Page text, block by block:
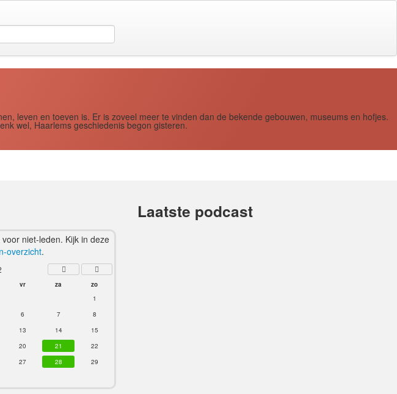
leven en toeven is. Er is zoveel meer te vinden dan de bekende gebouwen, museums en hofjes.
wel, Haarlems geschiedenis begon gisteren.
niet-leden. Kijk in deze
overzicht.
vr za
zo
1
6 7
8
13 14
15
20 21
22
27 28
29
Laatste podcast